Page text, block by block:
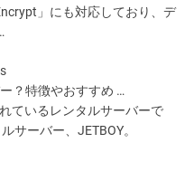
」にも対応しており、デ
？特徴やおすすめ …
ているレンタルサーバーで
サーバー、JETBOY。